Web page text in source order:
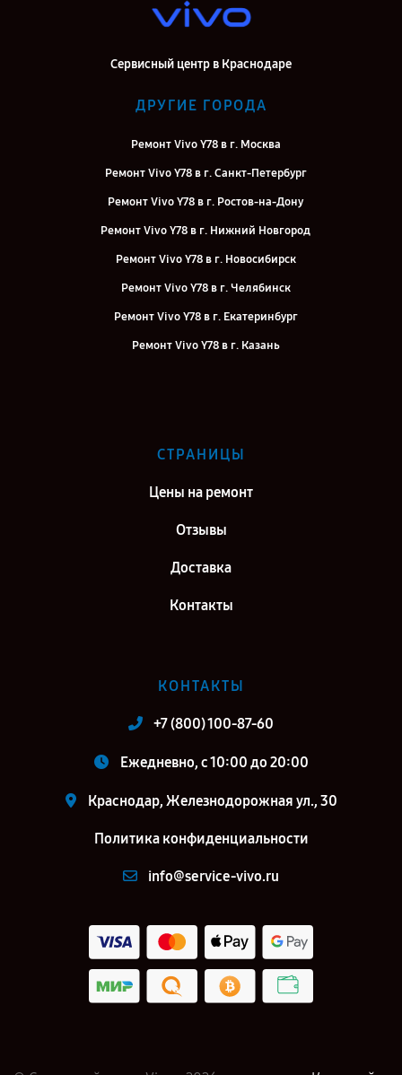
Сервисный центр в Краснодаре
ДРУГИЕ ГОРОДА
Ремонт Vivo Y78 в г. Москва
Ремонт Vivo Y78 в г. Санкт-Петербург
Ремонт Vivo Y78 в г. Ростов-на-Дону
Ремонт Vivo Y78 в г. Нижний Новгород
Ремонт Vivo Y78 в г. Новосибирск
Ремонт Vivo Y78 в г. Челябинск
Ремонт Vivo Y78 в г. Екатеринбург
Ремонт Vivo Y78 в г. Казань
Ремонт Vivo Y78 в г. Киров
СТРАНИЦЫ
Цены на ремонт
Отзывы
Доставка
Контакты
КОНТАКТЫ
+7 (800) 100-87-60
Ежедневно, с 10:00 до 20:00
Краснодар, Железнодорожная ул., 30
Политика конфиденциальности
info@service-vivo.ru